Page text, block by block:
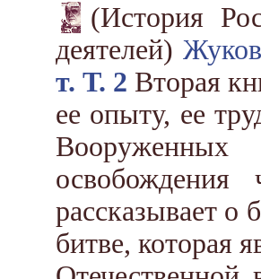
(История
деятелей)
т. Т. 2 Вторая
ее опыту, ее
освобождения
рассказывает о
битве, которая